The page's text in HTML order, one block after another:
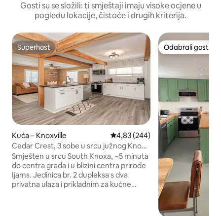
Gosti su se složili: ti smještaji imaju visoke ocjene u
pogledu lokacije, čistoće i drugih kriterija.
Superhost
Superhost
Kuća – Knoxville Prosječna ocjena: 4,83/5,
4,83 (244)
Cedar Crest, 3 sobe u srcu južnog Knoxa
~5 min do centra
Smješten u srcu South Knoxa, ~5 minuta
do centra grada i u blizini centra prirode
Ijams. Jedinica br. 2 dupleksa s dva
privatna ulaza i prikladnim za kućne
Odabrali gosti
Odabrali gosti